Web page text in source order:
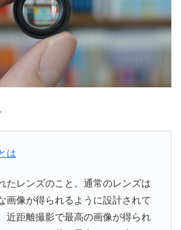
は
たレンズのこと。通常のレンズは
画像が得られるように設計されて
近距離撮影で最高の画像が得られ